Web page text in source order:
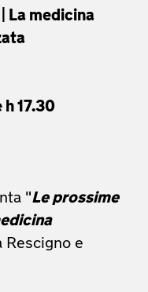
La medicina
17.30
"Le prossime
Rescigno e